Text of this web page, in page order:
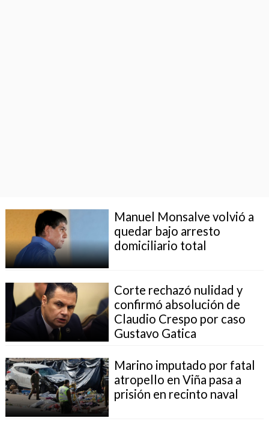
Manuel Monsalve volvió a
quedar bajo arresto
domiciliario total
Corte rechazó nulidad y
confirmó absolución de
Claudio Crespo por caso
Gustavo Gatica
Marino imputado por fatal
atropello en Viña pasa a
prisión en recinto naval